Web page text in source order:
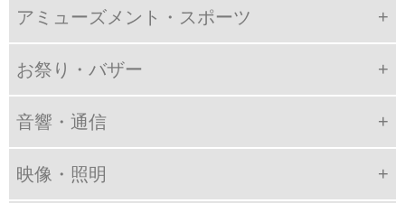
アミューズメント・スポーツ
お祭り・バザー
音響・通信
映像・照明